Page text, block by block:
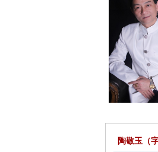
陶敬玉（